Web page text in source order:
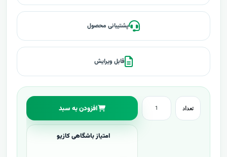
پشتیبانی محصول
قابل ویرایش
تعداد افزودن به سبد
امتیاز باشگاهی کازیو